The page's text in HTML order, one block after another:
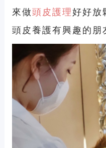
來做頭皮護理好好放
頭皮養護有興趣的朋